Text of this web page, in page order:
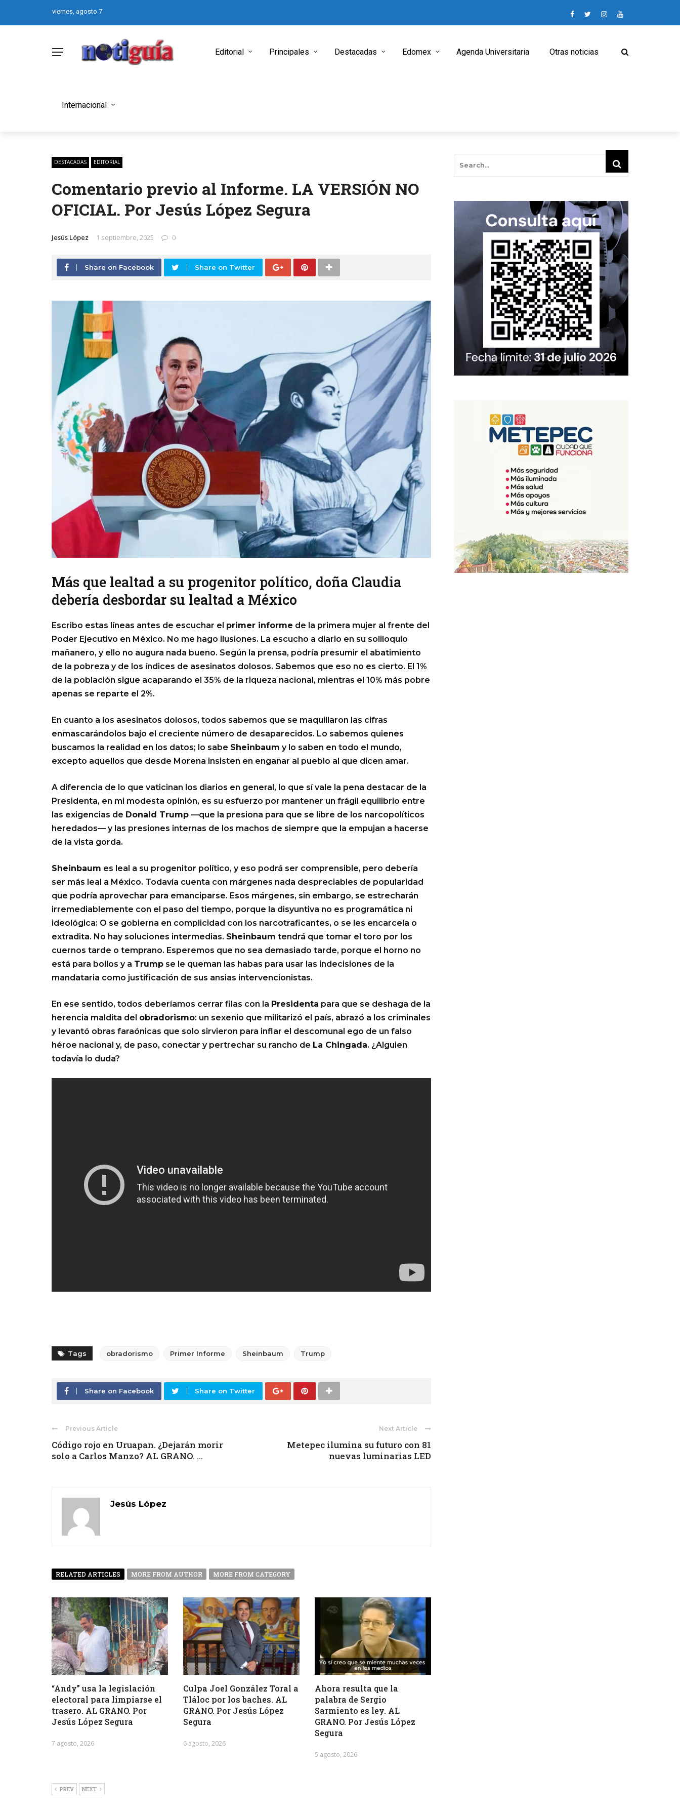
viernes, agosto 7
Editorial Principales Destacadas Edomex Agenda Universitaria Otras noticias
Internacional
DESTACADAS EDITORIAL
Comentario previo al Informe. LA VERSIÓN NO
OFICIAL. Por Jesús López Segura
Jesús López 1 septiembre, 2025 0
Share on Facebook Share on Twitter
Más que lealtad a su progenitor político, doña Claudia
debería desbordar su lealtad a México
Escribo estas líneas antes de escuchar el primer informe de la primera mujer al frente del
Poder Ejecutivo en México. No me hago ilusiones. La escucho a diario en su soliloquio
mañanero, y ello no augura nada bueno. Según la prensa, podría presumir el abatimiento
de la pobreza y de los índices de asesinatos dolosos. Sabemos que eso no es cierto. El 1%
de la población sigue acaparando el 35% de la riqueza nacional, mientras el 10% más pobre
apenas se reparte el 2%.
En cuanto a los asesinatos dolosos, todos sabemos que se maquillaron las cifras
enmascarándolos bajo el creciente número de desaparecidos. Lo sabemos quienes
buscamos la realidad en los datos; lo sabe Sheinbaum y lo saben en todo el mundo,
excepto aquellos que desde Morena insisten en engañar al pueblo al que dicen amar.
A diferencia de lo que vaticinan los diarios en general, lo que sí vale la pena destacar de la
Presidenta, en mi modesta opinión, es su esfuerzo por mantener un frágil equilibrio entre
las exigencias de Donald Trump —que la presiona para que se libre de los narcopolíticos
heredados— y las presiones internas de los machos de siempre que la empujan a hacerse
de la vista gorda.
Sheinbaum es leal a su progenitor político, y eso podrá ser comprensible, pero debería
ser más leal a México. Todavía cuenta con márgenes nada despreciables de popularidad
que podría aprovechar para emanciparse. Esos márgenes, sin embargo, se estrecharán
irremediablemente con el paso del tiempo, porque la disyuntiva no es programática ni
ideológica: O se gobierna en complicidad con los narcotraficantes, o se les encarcela o
extradita. No hay soluciones intermedias. Sheinbaum tendrá que tomar el toro por los
cuernos tarde o temprano. Esperemos que no sea demasiado tarde, porque el horno no
está para bollos y a Trump se le queman las habas para usar las indecisiones de la
mandataria como justificación de sus ansias intervencionistas.
En ese sentido, todos deberíamos cerrar filas con la Presidenta para que se deshaga de la
herencia maldita del obradorismo: un sexenio que militarizó el país, abrazó a los criminales
y levantó obras faraónicas que solo sirvieron para inflar el descomunal ego de un falso
héroe nacional y, de paso, conectar y pertrechar su rancho de La Chingada. ¿Alguien
todavía lo duda?
Tags obradorismo Primer Informe Sheinbaum Trump
Share on Facebook Share on Twitter
Previous Article
Código rojo en Uruapan. ¿Dejarán morir
solo a Carlos Manzo? AL GRANO. ...
Next Article
Metepec ilumina su futuro con 81
nuevas luminarias LED
Jesús López
RELATED ARTICLES MORE FROM AUTHOR MORE FROM CATEGORY
“Andy” usa la legislación
electoral para limpiarse el
trasero. AL GRANO. Por
Jesús López Segura
7 agosto, 2026
Culpa Joel González Toral a
Tláloc por los baches. AL
GRANO. Por Jesús López
Segura
6 agosto, 2026
Ahora resulta que la
palabra de Sergio
Sarmiento es ley. AL
GRANO. Por Jesús López
Segura
5 agosto, 2026
PREV NEXT